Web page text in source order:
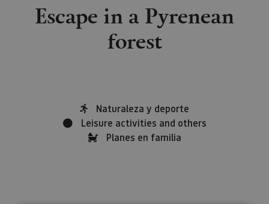
Escape in a Pyrenean
forest
Naturaleza y deporte
Leisure activities and others
Planes en familia